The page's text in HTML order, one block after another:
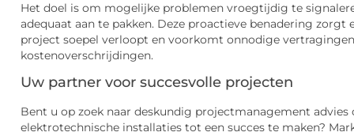
Het doel is om mogelijke problemen vroegtijdig te
adequaat aan te pakken. Deze proactieve benadering zorgt
project soepel verloopt en voorkomt onnodige
kostenoverschrijdingen.
Uw partner voor succesvolle projecten
Bent u op zoek naar deskundig projectmanagement advies
elektrotechnische installaties tot een succes te maken?